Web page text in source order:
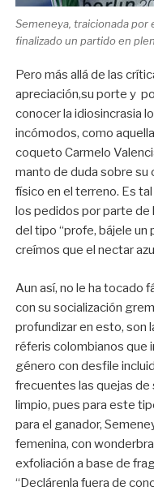
Semeneya, traicionada por
finalizado un partido en
Pero más allá de las
apreciación,su porte y
conocer la idiosincrasia
incómodos, como
coqueto Carmelo
manto de duda sobre
físico en el terreno. Es
los pedidos por parte
del tipo “profe, bájele
creímos que el nectar
Aun así, no le ha tocado
con su socialización
profundizar en esto, son
réferis colombianos que
género con desfile
frecuentes las quejas
limpio, pues para este
para el ganador,
femenina, con
exfoliación a base de
“Declárenla fuera de